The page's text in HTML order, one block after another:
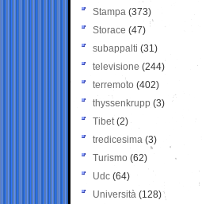
Stampa (373)
Storace (47)
subappalti (31)
televisione(244)
terremoto (402)
thyssenkrupp (3)
Tibet(2)
tredicesima (3)
Turismo (62)
Udc (64)
Università (128)